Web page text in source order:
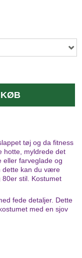
KØB
tøj og da fitness
hotte, myldrede det
eller farveglade og
dette kan du være
stil. Kostumet
fede detaljer. Dette
med en sjov